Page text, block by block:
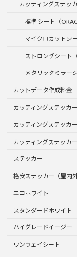
カッティングステッ
標準 シート（
マイクロカットシ
ストロングシート
メタリックミラー
カットデータ作成料金
カッティングステッカ
カッティングステッカ
カッティングステッカ
ステッカー
格安ステッカー（屋内
エコホワイト
スタンダードホワイト
ハイグレードイージー
ワンウェイシート